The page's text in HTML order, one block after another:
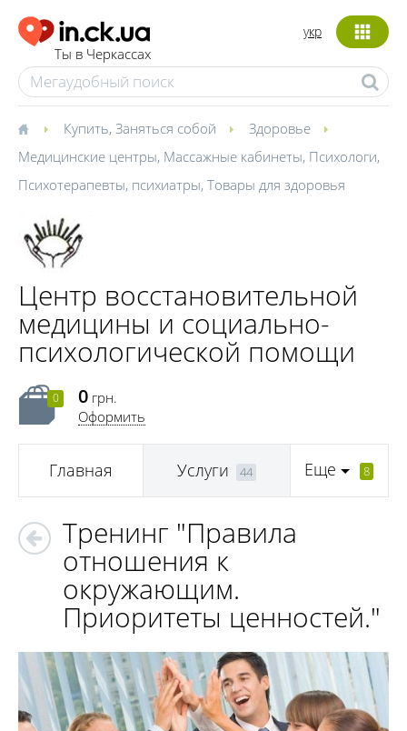
Ты в Черкассах
укр
Купить, Заняться собой
Здоровье
Медицинские центры, Массажные кабинеты, Психологи,
Психотерапевты, психиатры, Товары для здоровья
Центр восстановительной
медицины и социально-
психологической помощи
0 0 грн.
Оформить
Главная Услуги 44 Еще 8
Тренинг "Правила
отношения к
окружающим.
Приоритеты ценностей."